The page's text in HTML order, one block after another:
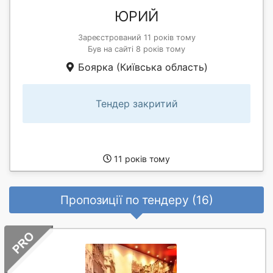
ЮРИЙ
Зареєстрований 11 років тому
Був на сайті 8 років тому
Боярка (Київська область)
Тендер закритий
11 років тому
Пропозиції по тендеру (16)